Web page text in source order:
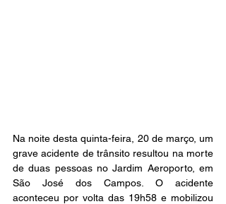
Na noite desta quinta-feira, 20 de março, um
grave acidente de trânsito resultou na morte
de duas pessoas no Jardim Aeroporto, em
São José dos Campos. O acidente
aconteceu por volta das 19h58 e mobilizou